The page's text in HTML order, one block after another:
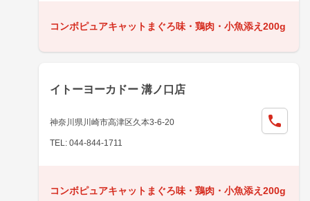
コンボピュアキャットまぐろ味・鶏肉・小魚添え200g
イトーヨーカドー 溝ノ口店
神奈川県川崎市高津区久本3-6-20
TEL: 044-844-1711
コンボピュアキャットまぐろ味・鶏肉・小魚添え200g